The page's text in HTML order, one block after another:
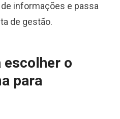
informações e passa
de gestão.
escolher o
para